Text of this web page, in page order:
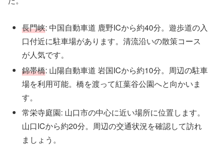
長門峡: 中国自動車道 鹿野ICから約40分。遊歩道の入
口付近に駐車場があります。清流沿いの散策コース
が人気です。
錦帯橋: 山陽自動車道 岩国ICから約10分。周辺の駐車
場を利用可能。橋を渡って紅葉谷公園へと向かいま
す。
常栄寺庭園: 山口市の中心に近い場所に位置します。
山口ICから約20分。周辺の交通状況を確認して訪れ
ましょう。